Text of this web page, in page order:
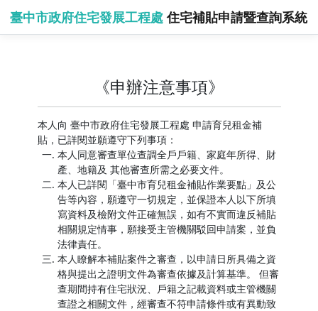
臺中市政府住宅發展工程處住宅補貼申請暨查詢系統
《申辦注意事項》
本人向 臺中市政府住宅發展工程處 申請育兒租金補
貼，已詳閱並願遵守下列事項：
本人同意審查單位查調全戶戶籍、家庭年所得、財
產、地籍及 其他審查所需之必要文件。
本人已詳閱「臺中市育兒租金補貼作業要點」及公
告等內容，願遵守一切規定，並保證本人以下所填
寫資料及檢附文件正確無誤，如有不實而違反補貼
相關規定情事，願接受主管機關駁回申請案，並負
法律責任。
本人瞭解本補貼案件之審查，以申請日所具備之資
格與提出之證明文件為審查依據及計算基準。 但審
查期間持有住宅狀況、戶籍之記載資料或主管機關
查證之相關文件，經審查不符申請條件或有異動致